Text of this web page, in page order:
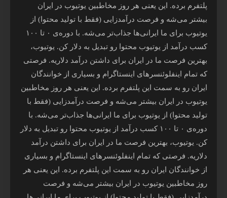
پلتفرم برده. این یعنی هر روز مخاطبین یوتیوب در ایران
بیشتر می‌شه و فرصت درآمدزایی (فقط با تولید محتوا) از
یوتیوب برای ما ایرانی‌ها جذاب‌تر می‌شه. با دوره‌ی ۰ تا ۱۰۰
کسب درآمد از یوتیوب محتوا رو تبدیل به دلار کن. یوتیوب،
بهترین فرصت ما در ایران برای داشتن درآمد دلاریه. فرصتی
که تمام اینفلوئنسرهای اینستاگرام و بسیاری از خوانندگان
ایران رو به سمت این پلتفرم برده. این یعنی هر روز مخاطبین
یوتیوب در ایران بیشتر می‌شه و فرصت درآمدزایی (فقط با
تولید محتوا) از یوتیوب برای ما ایرانی‌ها جذاب‌تر می‌شه. با
دوره‌ی ۰ تا ۱۰۰ کسب درآمد از یوتیوب محتوا رو تبدیل به دلار
کن. یوتیوب، بهترین فرصت ما در ایران برای داشتن درآمد
دلاریه. فرصتی که تمام اینفلوئنسرهای اینستاگرام و بسیاری
از خوانندگان ایران رو به سمت این پلتفرم برده. این یعنی هر
روز مخاطبین یوتیوب در ایران بیشتر می‌شه و فرصت